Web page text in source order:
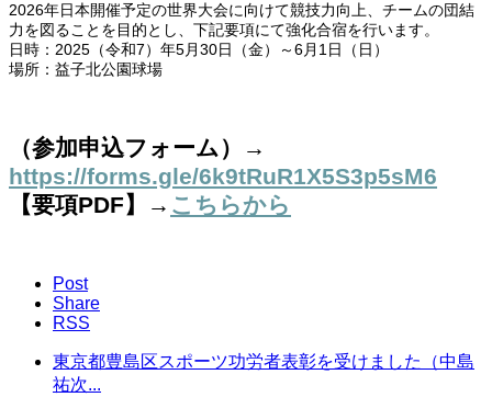
2026年日本開催予定の世界大会に向けて競技力向上、チームの団結
力を図ることを目的とし、下記要項にて強化合宿を行います。
日時：2025（令和7）年5月30日（金）～6月1日（日）
場所：益子北公園球場
（参加申込フォーム）→
https://forms.gle/6k9tRuR1X5S3p5sM6
【要項PDF】→ こちらから
Post
Share
RSS
東京都豊島区スポーツ功労者表彰を受けました（中島
祐次...